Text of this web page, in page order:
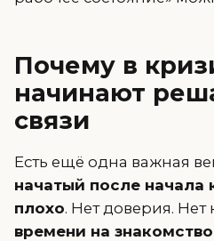
Почему в
начинают
связи
Есть ещё одна важная
начатый после начала
плохо. Нет доверия. Нет
времени на